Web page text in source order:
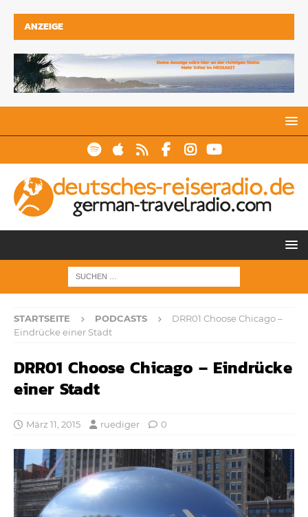
ANZEIGE
STARTSEITE PODCASTS
DRR01 Choose Chicago –
Eindrücke einer Stadt
DRR01 Choose Chicago – Eindrücke
einer Stadt
März 11, 2015 ruediger 0